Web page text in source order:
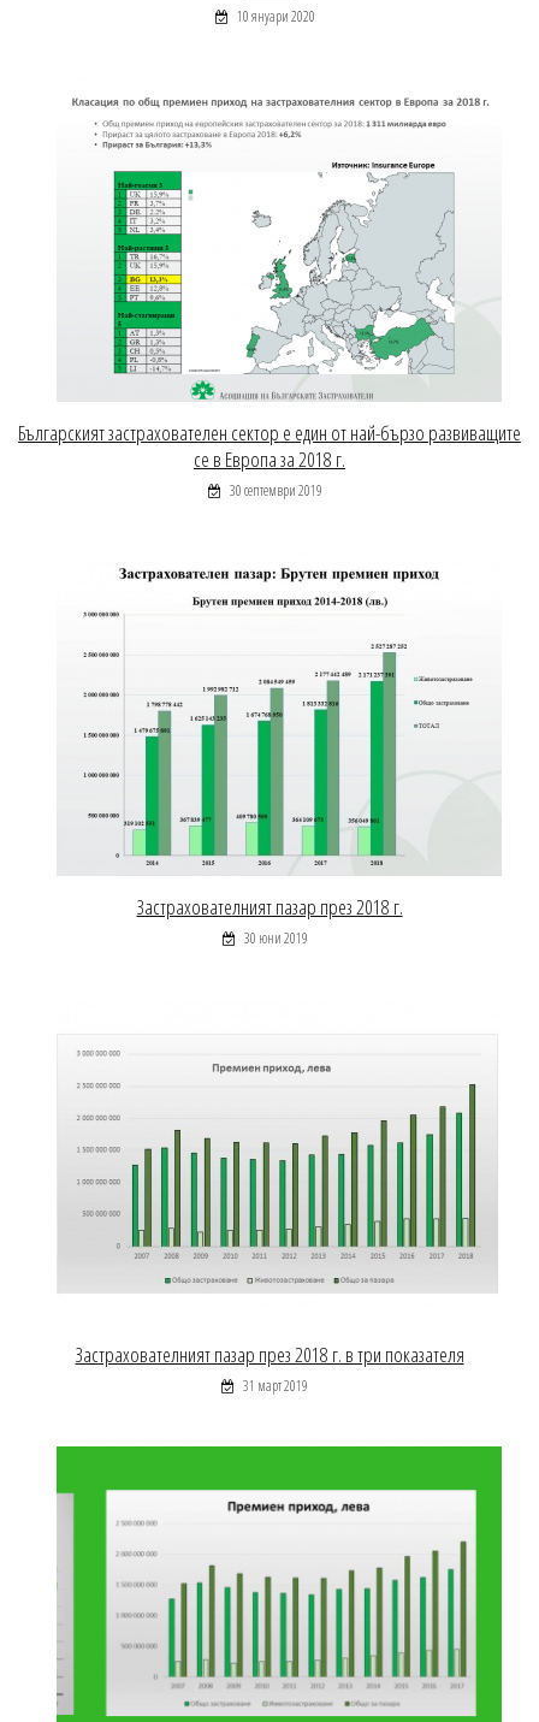
10 януари 2020
Българският застрахователен сектор е един от най-бързо развиващите
се в Европа за 2018 г.
30 септември 2019
Застрахователният пазар през 2018 г.
30 юни 2019
Застрахователният пазар през 2018 г. в три показателя
31 март 2019